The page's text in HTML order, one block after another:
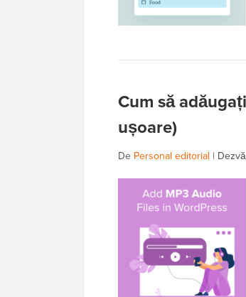
Cum să
ușoare)
De Personal editorial |